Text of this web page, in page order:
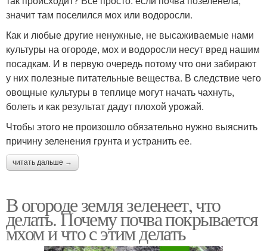
значит там поселился мох или водоросли.
Как и любые другие ненужные, не высаживаемые нами
культуры на огороде, мох и водоросли несут вред нашим
посадкам. И в первую очередь потому что они забирают
у них полезные питательные вещества. В следствие чего
овощные культуры в теплице могут начать чахнуть,
болеть и как результат дадут плохой урожай.
Чтобы этого не произошло обязательно нужно выяснить
причину зеленения грунта и устранить ее.
читать дальше →
В огороде земля зеленеет, что
делать. Почему почва покрывается
мхом и что с этим делать